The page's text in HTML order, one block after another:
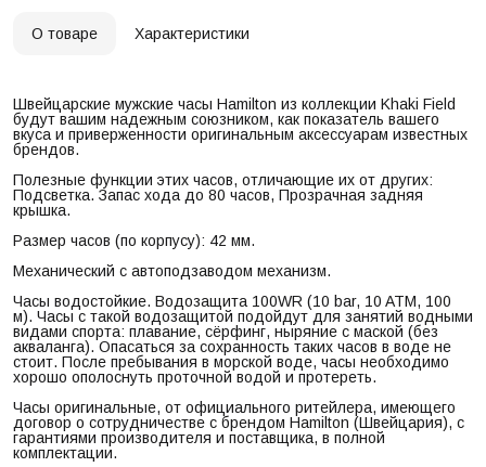
О товаре Характеристики
Швейцарские мужские часы Hamilton из коллекции Khaki Field
будут вашим надежным союзником, как показатель вашего
вкуса и приверженности оригинальным аксессуарам известных
брендов.
Полезные функции этих часов, отличающие их от других:
Подсветка. Запас хода до 80 часов, Прозрачная задняя
крышка.
Размер часов (по корпусу): 42 мм.
Механический с автоподзаводом механизм.
Часы водостойкие. Водозащита 100WR (10 bar, 10 ATM, 100
м). Часы с такой водозащитой подойдут для занятий водными
видами спорта: плавание, сёрфинг, ныряние с маской (без
акваланга). Опасаться за сохранность таких часов в воде не
стоит. После пребывания в морской воде, часы необходимо
хорошо ополоснуть проточной водой и протереть.
Часы оригинальные, от официального ритейлера, имеющего
договор о сотрудничестве с брендом Hamilton (Швейцария), с
гарантиями производителя и поставщика, в полной
комплектации.